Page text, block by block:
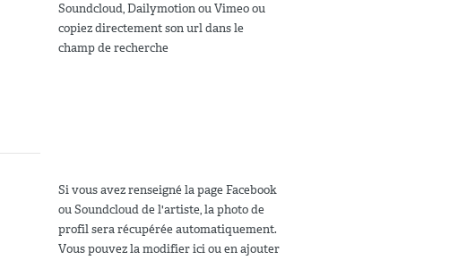
Soundcloud, Dailymotion ou Vimeo ou
copiez directement son url dans le
champ de recherche
Si vous avez renseigné la page Facebook
ou Soundcloud de l'artiste, la photo de
profil sera récupérée automatiquement.
Vous pouvez la modifier ici ou en ajouter